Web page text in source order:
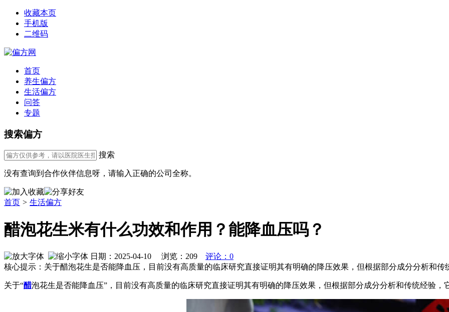
收藏本页
手机版
二维码
首页
养生偏方
生活偏方
问答
专题
搜索偏方
搜索
没有查询到合作伙伴信息呀，请输入正确的公司全称。
首页 > 生活偏方
醋泡花生米有什么功效和作用？能降血压吗？
日期：2025-04-10 浏览： 209
评论：0
核心提示：关于醋泡花生是否能降血压，目前没有高质量的临床研究直接证明其有明确的降压效果，但根据部分成分分析和传
关于“醋泡花生是否能降血压”，目前没有高质量的临床研究直接证明其有明确的降压效果，但根据部分成分分析和传统经验，